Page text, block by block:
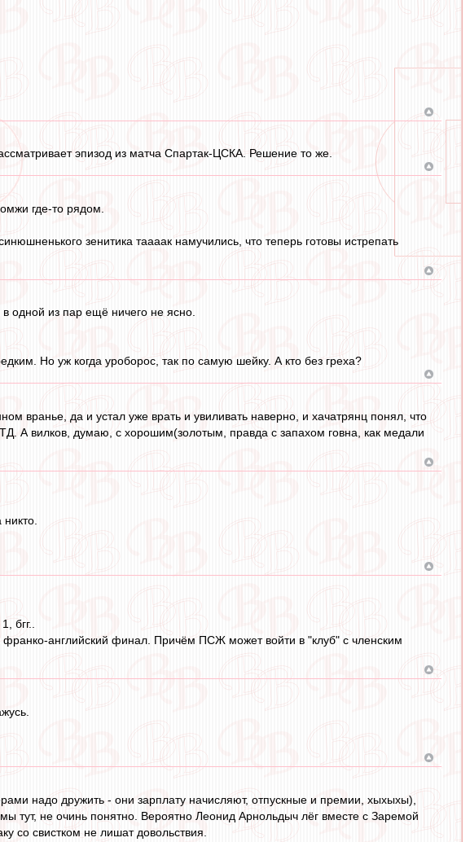
эпизод из матча Спартак-ЦСКА. Решение то же.
где-то рядом.
зенитика таааак намучились, что теперь готовы истрепать
одной из пар ещё ничего не ясно.
Но уж когда уроборос, так по самую шейку. А кто без греха?
вранье, да и устал уже врать и увиливать наверно, и хачатрянц понял, что
А вилков, думаю, с хорошим(золотым, правда с запахом говна, как медали
бгг..
английский финал. Причём ПСЖ может войти в "клуб" с членским
надо дружить - они зарплату начисляют, отпускные и премии, хыхыхы),
тут, не очинь понятно. Вероятно Леонид Арнольдыч лёг вместе с Заремой
со свистком не лишат довольствия.